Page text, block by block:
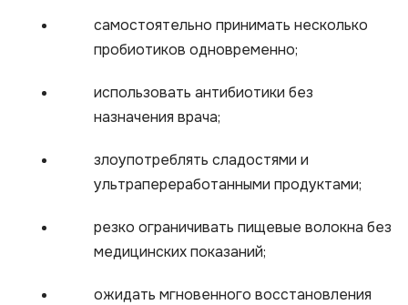
самостоятельно принимать несколько
пробиотиков одновременно;
использовать антибиотики без
назначения врача;
злоупотреблять сладостями и
ультрапереработанными продуктами;
резко ограничивать пищевые волокна без
медицинских показаний;
ожидать мгновенного восстановления